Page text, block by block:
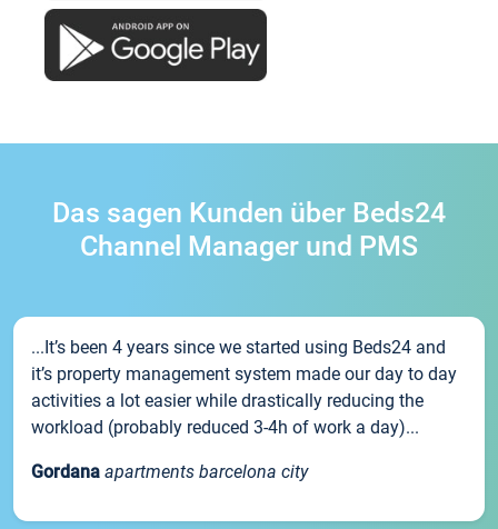
Das sagen Kunden über Beds24
Channel Manager und PMS
...It’s been 4 years since we started using Beds24 and
it’s property management system made our day to day
activities a lot easier while drastically reducing the
workload (probably reduced 3-4h of work a day)...
Gordana apartments barcelona city